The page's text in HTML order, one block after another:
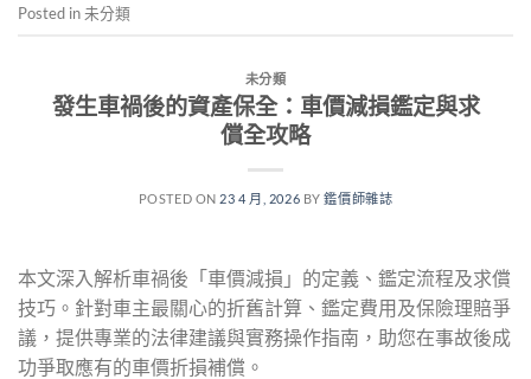
Posted in 未分類
未分類
發生車禍後的資產保全：車價減損鑑定與求
償全攻略
POSTED ON 23 4 月, 2026 BY鑑價師雜誌
本文深入解析車禍後「車價減損」的定義、鑑定流程及求償
技巧。針對車主最關心的折舊計算、鑑定費用及保險理賠爭
議，提供專業的法律建議與實務操作指南，助您在事故後成
功爭取應有的車價折損補償。